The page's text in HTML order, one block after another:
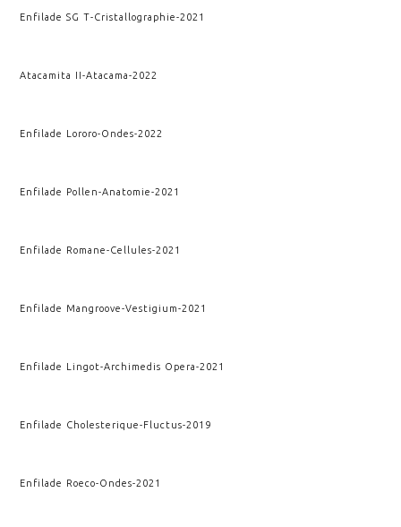
Enfilade SG T-Cristallographie-2021
Atacamita II-Atacama-2022
Enfilade Lororo-Ondes-2022
Enfilade Pollen-Anatomie-2021
Enfilade Romane-Cellules-2021
Enfilade Mangroove-Vestigium-2021
Enfilade Lingot-Archimedis Opera-2021
Enfilade Cholesterique-Fluctus-2019
Enfilade Roeco-Ondes-2021